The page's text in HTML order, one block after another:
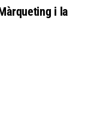
i la